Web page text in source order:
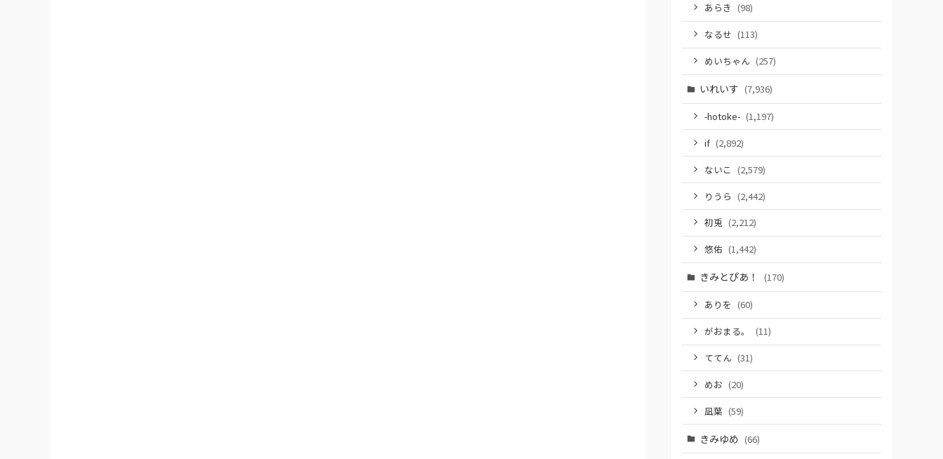
あらき (98)
なるせ (113)
めいちゃん (257)
いれいす (7,936)
-hotoke- (1,197)
if (2,892)
ないこ (2,579)
りうら (2,442)
初兎 (2,212)
悠佑 (1,442)
きみとぴあ！ (170)
ありを (60)
がおまる。
(11)
ててん (31)
めお (20)
凪葉 (59)
きみゆめ (66)